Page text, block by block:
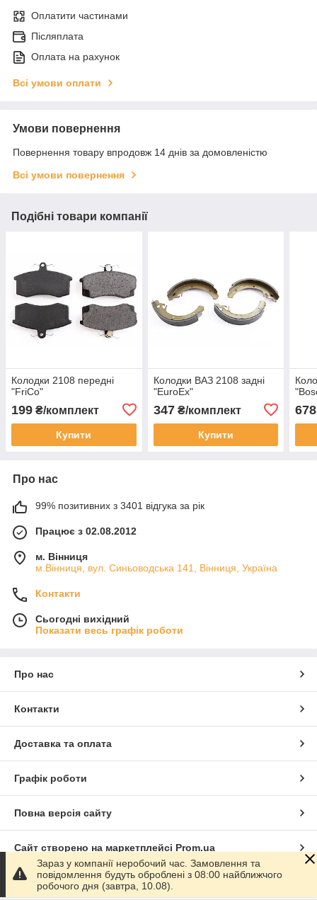
Оплатити частинами
Післяплата
Оплата на рахунок
Всі умови оплати
Умови повернення
Повернення товару впродовж 14 днів за домовленістю
Всі умови повернення
Подібні товари компанії
Колодки 2108 передні
"FriCo"
199 ₴/комплект
Купити
Колодки ВАЗ 2108 задні
"EuroEx"
347₴/комплект
Купити
678
Про нас
99% позитивних з 3401 відгука за рік
Працює з 02.08.2012
м. Вінниця
м.Вінниця, вул. Синьоводська 141, Вінниця, Україна
Контакти
Сьогодні вихідний
Показати весь графік роботи
Про нас
Контакти
Доставка та оплата
Графік роботи
Повна версія сайту
Сайт створено на маркетплейсі Prom.ua
Політика конфіденційності
Зараз у компанії неробочий час. Замовлення та
повідомлення будуть оброблені з 08:00 найближчого
робочого дня (завтра, 10.08).